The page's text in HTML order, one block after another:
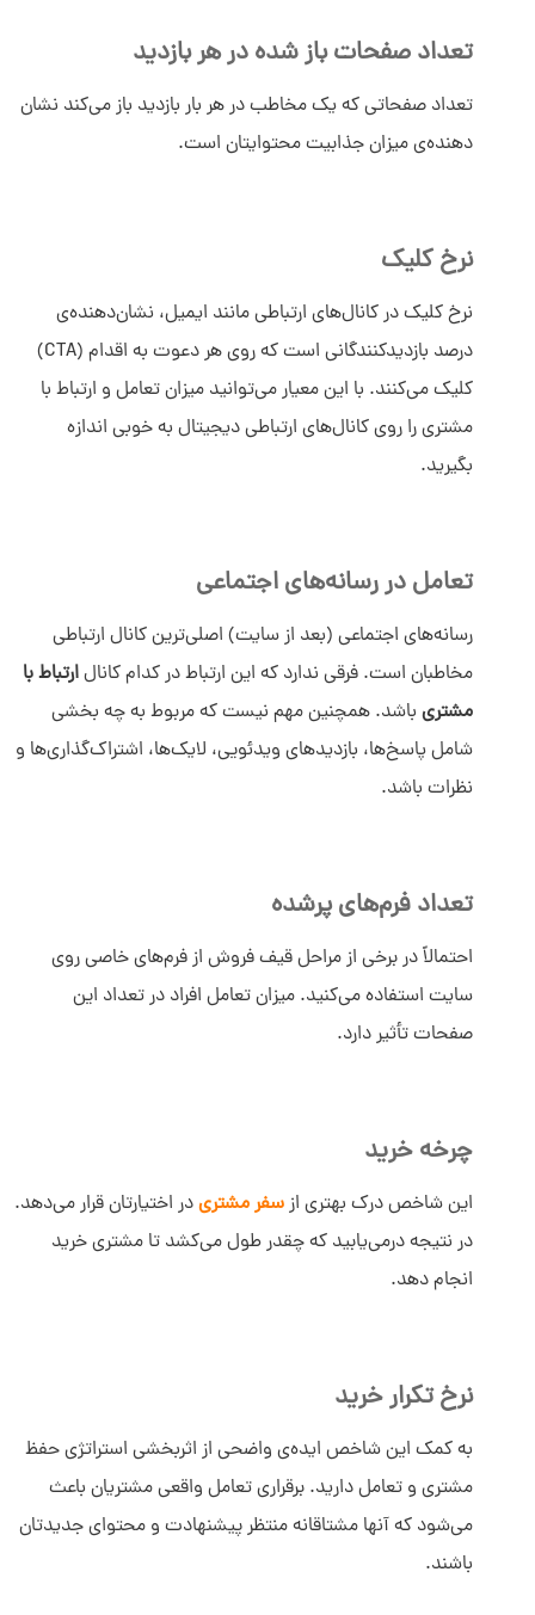
تعداد صفحات باز شده در هر بازدید
تعداد صفحاتی که یک مخاطب در هر بار بازدید باز می‌کند نشان
دهنده‌ی میزان جذابیت محتوایتان است.
نرخ کلیک
نرخ کلیک در کانال‌های ارتباطی مانند ایمیل، نشان‌دهنده‌ی
درصد بازدیدکنندگانی است که روی هر دعوت به اقدام (CTA)
کلیک می‌کنند. با این معیار می‌توانید میزان تعامل و ارتباط با
مشتری را روی کانال‌های ارتباطی دیجیتال به خوبی اندازه
بگیرید.
تعامل در رسانه‌های اجتماعی
رسانه‌های اجتماعی (بعد از سایت) اصلی‌ترین کانال ارتباطی
مخاطبان است. فرقی ندارد که این ارتباط در کدام کانالارتباط با
مشتری باشد. همچنین مهم نیست که مربوط به چه بخشی
شامل پاسخ‌ها، بازدیدهای ویدئویی، لایک‌ها، اشتراک‌گذاری‌ها و
نظرات باشد.
تعداد فرم‌های پرشده
احتمالاً در برخی از مراحل قیف فروش از فرم‌های خاصی روی
سایت استفاده می‌کنید. میزان تعامل افراد در تعداد این
صفحات تأثیر دارد.
چرخه خرید
این شاخص درک بهتری ازسفر مشتریدر اختیارتان قرار می‌دهد.
در نتیجه درمی‌یابید که چقدر طول می‌کشد تا مشتری خرید
انجام دهد.
نرخ تکرار خرید
به کمک این شاخص ایده‌ی واضحی از اثربخشی استراتژی حفظ
مشتری و تعامل دارید. برقراری تعامل واقعی مشتریان باعث
می‌شود که آنها مشتاقانه منتظر پیشنهادت و محتوای جدیدتان
باشند.